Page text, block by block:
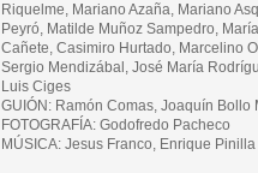
Riquelme, Mariano Azaña, Mariano
Peyró, Matilde Muñoz Sampedro,
Cañete, Casimiro Hurtado, Marcelino
Sergio Mendizábal, José María
Luis Ciges
GUIÓN: Ramón Comas, Joaquín Bollo
FOTOGRAFÍA: Godofredo Pacheco
MÚSICA: Jesus Franco, Enrique Pinilla